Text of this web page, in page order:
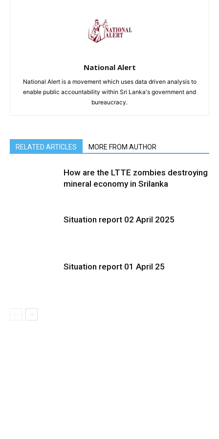
National Alert
National Alert is a movement which uses data driven analysis to
enable public accountability within Sri Lanka's government and
bureaucracy.
RELATED ARTICLES MORE FROM AUTHOR
How are the LTTE zombies destroying
mineral economy in Srilanka
Situation report 02 April 2025
Situation report 01 April 25